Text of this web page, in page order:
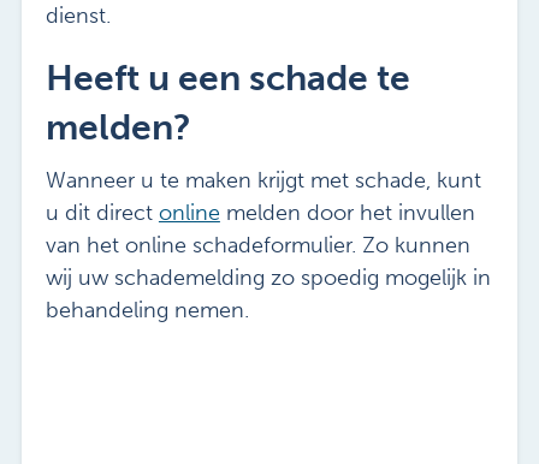
dienst.
Heeft u een schade te
melden?
Wanneer u te maken krijgt met schade, kunt
u dit direct online melden door het invullen
van het online schadeformulier. Zo kunnen
wij uw schademelding zo spoedig mogelijk in
behandeling nemen.